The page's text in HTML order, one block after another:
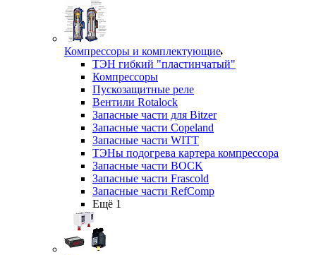
Компрессоры и комплектующие
ТЭН гибкий "пластинчатый"
Компрессоры
Пускозащитные реле
Вентили Rotalock
Запасные части для Bitzer
Запасные части Copeland
Запасные части WITT
ТЭНы подогрева картера компрессора
Запасные части BOCK
Запасные части Frascold
Запасные части RefComp
Ещё 1